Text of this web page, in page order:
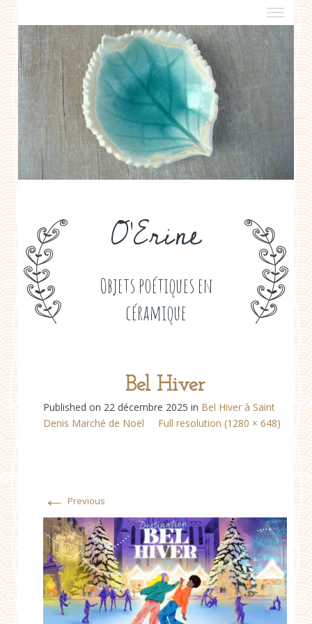
O'Erine
Objets poétiques en
céramique
a propos
boutiques de créateurs
contact
politique de confidentialité
Bel Hiver
Published on 22 décembre 2025 in Bel Hiver à Saint
Denis Marché de Noël
Full resolution (1280 × 648)
← Previous